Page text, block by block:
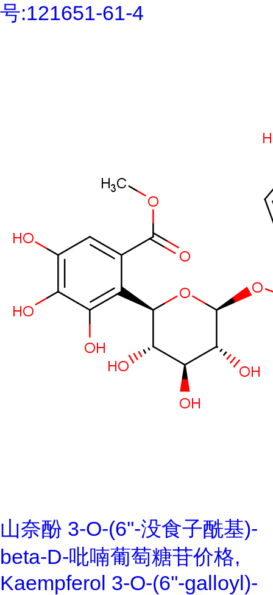
号:121651-61-4
山奈酚 3-O-(6''-没食子酰基)-
beta-D-吡喃葡萄糖苷价格,
Kaempferol 3-O-(6''-galloyl)-